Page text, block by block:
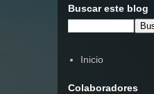
Buscar este blog
Inicio
Colaboradores